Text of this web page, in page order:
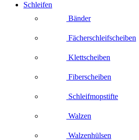
Schleifen
Bänder
Fächerschleifscheiben
Klettscheiben
Fiberscheiben
Schleifmopstifte
Walzen
Walzenhülsen